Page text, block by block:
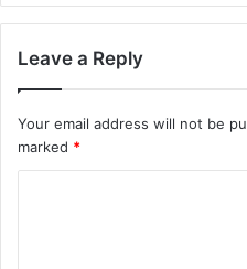
Leave a Reply
Your email address will not be
marked *